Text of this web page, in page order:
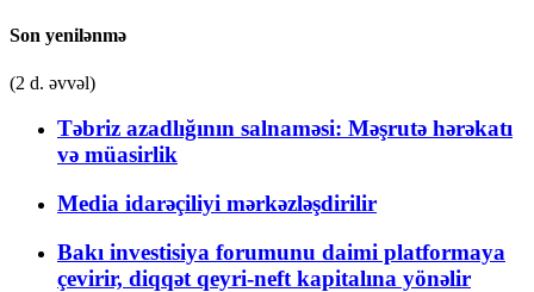
Son yenilənmə
(2 d. əvvəl)
Təbriz azadlığının salnaməsi: Məşrutə hərəkatı
və müasirlik
Media idarəçiliyi mərkəzləşdirilir
Bakı investisiya forumunu daimi platformaya
çevirir, diqqət qeyri-neft kapitalına yönəlir